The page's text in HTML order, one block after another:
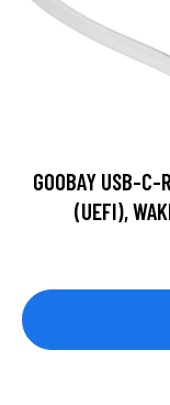
GOOBAY USB-
(UEFI),